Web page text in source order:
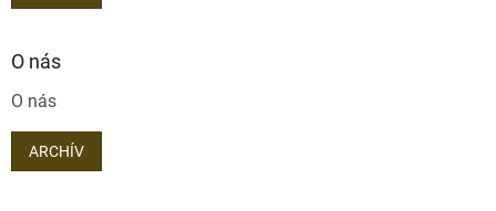
O nás
O nás
ARCHÍV